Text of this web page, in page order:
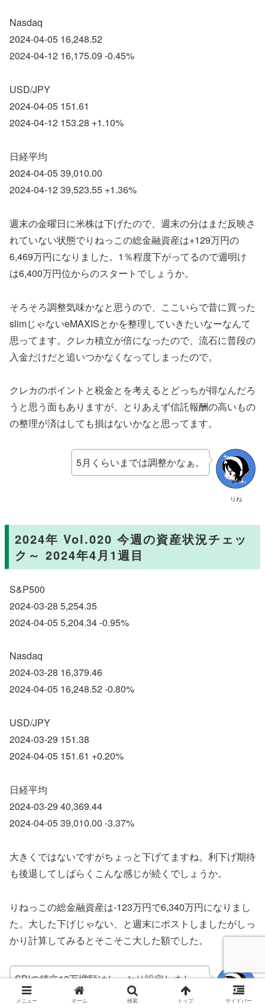
Nasdaq
2024-04-05 16,248.52
2024-04-12 16,175.09 -0.45%
USD/JPY
2024-04-05 151.61
2024-04-12 153.28 +1.10%
日経平均
2024-04-05 39,010.00
2024-04-12 39,523.55 +1.36%
週末の金曜日に米株は下げたので、週末の分はまだ反映さ
れていない状態でりねっこの総金融資産は+129万円の
6,469万円になりました。1％程度下がってるので週明け
は6,400万円位からのスタートでしょうか。
そろそろ調整気味かなと思うので、ここいらで昔に買った
slimじゃないeMAXISとかを整理していきたいなーなんて
思ってます。クレカ積立が倍になったので、流石に普段の
入金だけだと追いつかなくなってしまったので。
クレカのポイントと税金とを考えるとどっちが得なんだろ
うと思う面もありますが、とりあえず信託報酬の高いもの
の整理が済はしても損はないかなと思ってます。
りね
5月くらいまでは調整かなぁ。
2024年 Vol.020 今週の資産状況チェッ
ク～ 2024年4月1週目
S&P500
2024-03-28 5,254.35
2024-04-05 5,204.34 -0.95%
Nasdaq
2024-03-28 16,379.46
2024-04-05 16,248.52 -0.80%
USD/JPY
2024-03-29 151.38
2024-04-05 151.61 +0.20%
日経平均
2024-03-29 40,369.44
2024-04-05 39,010.00 -3.37%
大きくではないですがちょっと下げてますね。利下げ期待
も後退してしばらくこんな感じが続くでしょうか。
りねっこの総金融資産は-123万円で6,340万円になりまし
た。大した下げじゃない、と週末にポストしましたがしっ
かり計算してみるとそこそこ大した額でした。
SBIの積立10万増額はしっかり設定しまし
た。
メニュー ホーム 検索 トップ サイドバー